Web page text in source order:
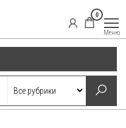
0
Меню